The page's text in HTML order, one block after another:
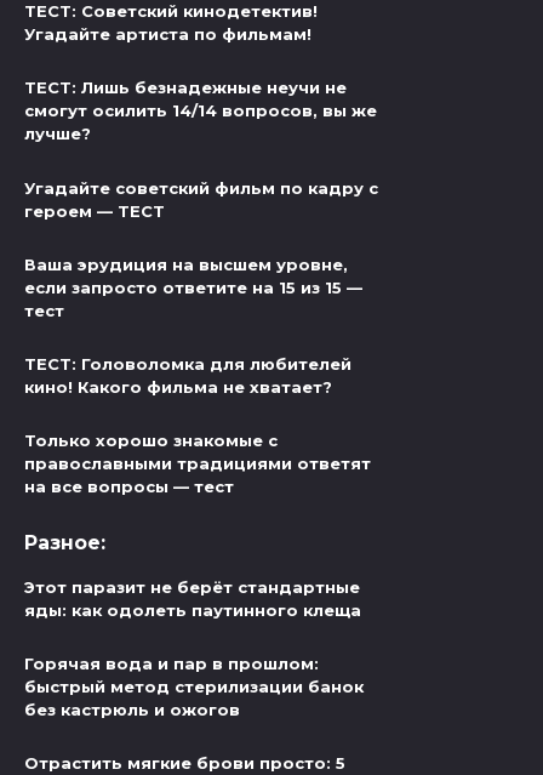
ТЕСТ: Советский кинодетектив!
Угадайте артиста по фильмам!
ТЕСТ: Лишь безнадежные неучи не
смогут осилить 14/14 вопросов, вы же
лучше?
Угадайте советский фильм по кадру с
героем — ТЕСТ
Ваша эрудиция на высшем уровне,
если запросто ответите на 15 из 15 —
тест
ТЕСТ: Головоломка для любителей
кино! Какого фильма не хватает?
Только хорошо знакомые с
православными традициями ответят
на все вопросы — тест
Разное:
Этот паразит не берёт стандартные
яды: как одолеть паутинного клеща
Горячая вода и пар в прошлом:
быстрый метод стерилизации банок
без кастрюль и ожогов
Отрастить мягкие брови просто: 5